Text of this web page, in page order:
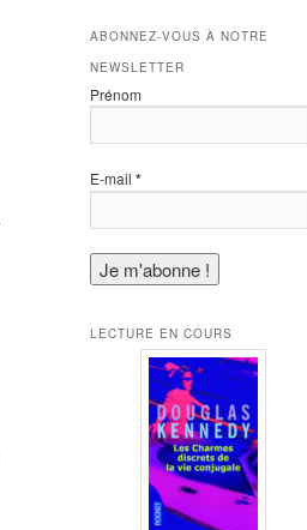
ABONNEZ-VOUS À NOTRE
NEWSLETTER
Prénom
E-mail *
LECTURE EN COURS